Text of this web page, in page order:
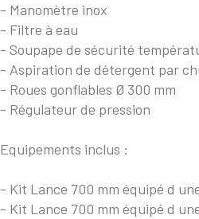
- Manomètre inox
- Filtre à eau
- Soupape de sécurité
- Aspiration de détergent par
- Roues gonflables Ø 300 mm
- Régulateur de pression
Equipements inclus :
- Kit Lance 700 mm équipé d
- Kit Lance 700 mm équipé d